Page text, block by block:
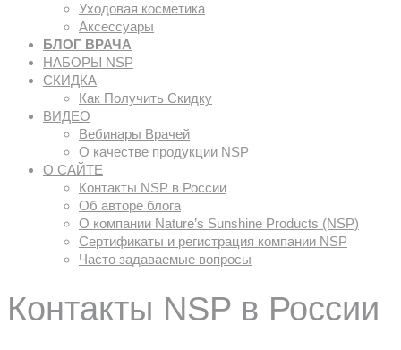
Уходовая косметика
Аксессуары
БЛОГ ВРАЧА
НАБОРЫ NSP
СКИДКА
Как Получить Скидку
ВИДЕО
Вебинары Врачей
О качестве продукции NSP
О САЙТЕ
Контакты NSP в России
Об авторе блога
О компании Nature’s Sunshine Products (NSP)
Сертификаты и регистрация компании NSP
Часто задаваемые вопросы
Контакты NSP в России